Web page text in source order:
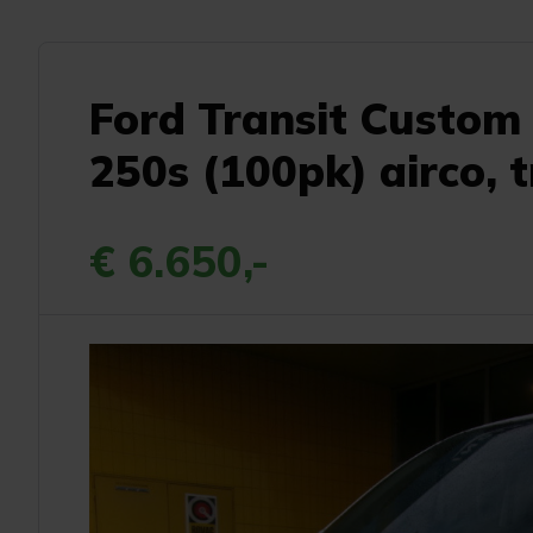
Ford Transit
250s (100pk) airco,
€ 6.650,-